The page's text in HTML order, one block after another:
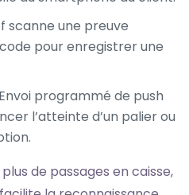
scanne une preuve
pour enregistrer une
Envoi programmé de push
l’atteinte d’un palier ou
de passages en caisse,